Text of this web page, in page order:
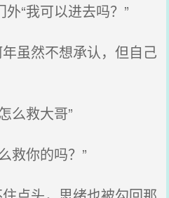
“我可以进去吗？”
虽然不想承认，但自己
么救大哥”
救你的吗？”